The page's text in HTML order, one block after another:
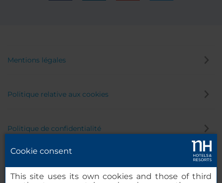
Mentions légales
Politique relative aux cookies
Politique de confidentialité
Cookie consent
This site uses its own cookies and those of third